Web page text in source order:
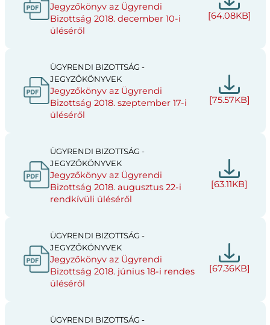
Jegyzőkönyv az Ügyrendi
Bizottság 2018. december 10-i
üléséről
[64.08KB]
ÜGYRENDI BIZOTTSÁG -
JEGYZŐKÖNYVEK
Jegyzőkönyv az Ügyrendi
Bizottság 2018. szeptember 17-i
üléséről
[75.57KB]
ÜGYRENDI BIZOTTSÁG -
JEGYZŐKÖNYVEK
Jegyzőkönyv az Ügyrendi
Bizottság 2018. augusztus 22-i
rendkívüli üléséről
[63.11KB]
ÜGYRENDI BIZOTTSÁG -
JEGYZŐKÖNYVEK
Jegyzőkönyv az Ügyrendi
Bizottság 2018. június 18-i rendes
üléséről
[67.36KB]
ÜGYRENDI BIZOTTSÁG -